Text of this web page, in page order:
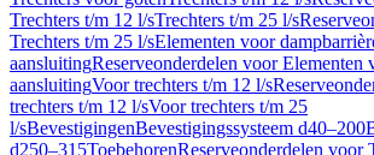
Trechters t/m 12 l/sTrechters t/m 25 l/s
Trechters t/m 25 l/sElementen voor
aansluitingReserveonderdelen voor Elementen
aansluitingVoor trechters t/m 12 l/s
trechters t/m 12 l/sVoor trechters t/m 25
l/sBevestigingenBevestigingssysteem d40–200
d250–315ToebehorenReserveonderdelen voor